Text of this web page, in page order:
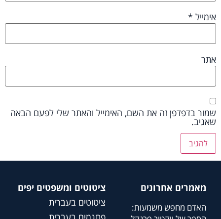
אימייל *
אתר
שמור בדפדפן זה את השם, האימייל והאתר שלי לפעם הבאה
שאגיב.
מאמרים אחרונים
האדם מחפש משמעות:
ציטוטים ומשפטים יפים
ציטוטים בעברית